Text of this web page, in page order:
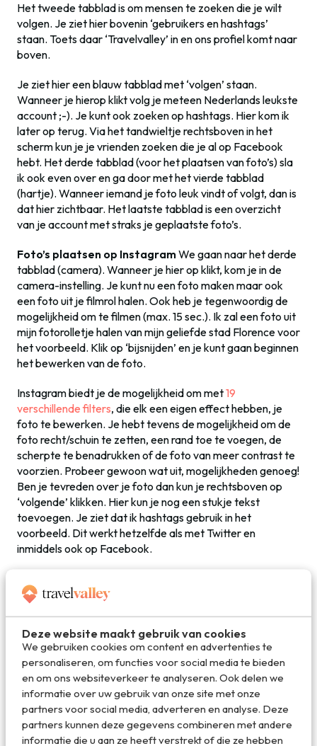
Deze website maakt gebruik van cookies
We gebruiken cookies om content en advertenties te
personaliseren, om functies voor social media te bieden
en om ons websiteverkeer te analyseren. Ook delen we
informatie over uw gebruik van onze site met onze
partners voor social media, adverteren en analyse. Deze
partners kunnen deze gegevens combineren met andere
informatie die u aan ze heeft verstrekt of die ze hebben
Het tweede tabblad is om mensen te zoeken die je wilt
volgen. Je ziet hier bovenin ‘gebruikers en hashtags’
staan. Toets daar ‘Travelvalley’ in en ons profiel komt naar
boven.
Je ziet hier een blauw tabblad met ‘volgen’ staan.
Wanneer je hierop klikt volg je meteen Nederlands leukste
account ;-). Je kunt ook zoeken op hashtags. Hier kom ik
later op terug. Via het tandwieltje rechtsboven in het
scherm kun je je vrienden zoeken die je al op Facebook
hebt. Het derde tabblad (voor het plaatsen van foto’s) sla
ik ook even over en ga door met het vierde tabblad
(hartje). Wanneer iemand je foto leuk vindt of volgt, dan is
dat hier zichtbaar. Het laatste tabblad is een overzicht
van je account met straks je geplaatste foto’s.
Foto’s plaatsen op InstagramWe gaan naar het derde
tabblad (camera). Wanneer je hier op klikt, kom je in de
camera-instelling. Je kunt nu een foto maken maar ook
een foto uit je filmrol halen. Ook heb je tegenwoordig de
mogelijkheid om te filmen (max. 15 sec.). Ik zal een foto uit
mijn fotorolletje halen van mijn geliefde stad Florence voor
het voorbeeld. Klik op ‘bijsnijden’ en je kunt gaan beginnen
het bewerken van de foto.
Instagram biedt je de mogelijkheid om met19
verschillende filters, die elk een eigen effect hebben, je
foto te bewerken. Je hebt tevens de mogelijkheid om de
foto recht/schuin te zetten, een rand toe te voegen, de
scherpte te benadrukken of de foto van meer contrast te
voorzien. Probeer gewoon wat uit, mogelijkheden genoeg!
Ben je tevreden over je foto dan kun je rechtsboven op
‘volgende’ klikken. Hier kun je nog een stukje tekst
toevoegen. Je ziet dat ik hashtags gebruik in het
voorbeeld. Dit werkt hetzelfde als met Twitter en
inmiddels ook op Facebook.
kunt de foto ook een locatie geven, mensen toevoegen en
de wereld!
Ben je op zoek naar nog meer leuke travel-accounts op
Instagram, lees dan ookonze blogpost over ‘Reisbloggers
die je moet volgen op Instagram’.